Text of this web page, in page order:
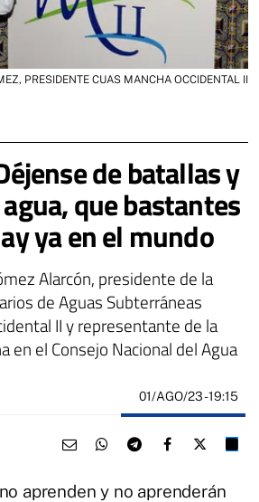
de batallas y
que bastantes
ya en el mundo
Alarcón, presidente de la
de Aguas Subterráneas
II y representante de la
en el Consejo Nacional del Agua
PRESIDENTE CUAS MANCHA OCCIDENTAL II
01/AGO/23- 19:15
aprenden y no aprenderán